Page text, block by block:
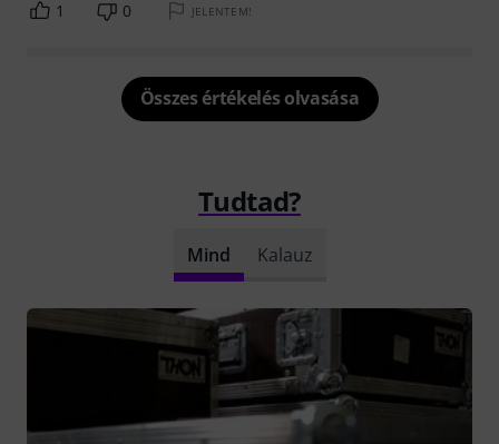
1 0 JELENTEM!
Összes értékelés olvasása
Tudtad?
Mind Kalauz